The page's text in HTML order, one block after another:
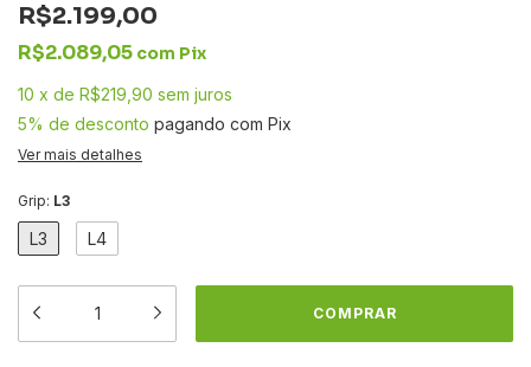
R$2.199,00
R$2.089,05 com Pix
10 x de R$219,90 sem juros
5% de desconto pagando com Pix
Ver mais detalhes
Grip: L3
L3 L4